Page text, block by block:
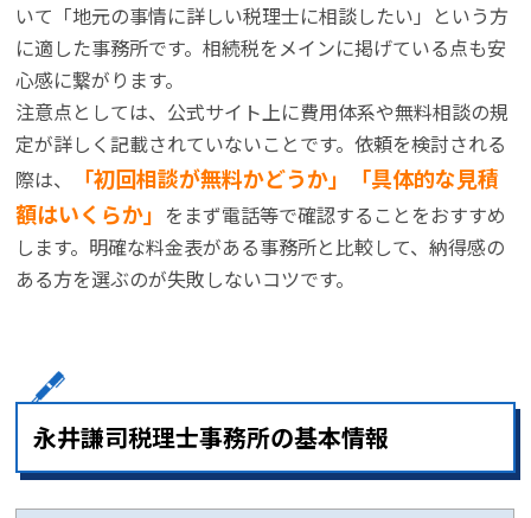
いて「地元の事情に詳しい税理士に相談したい」という方
に適した事務所です。相続税をメインに掲げている点も安
心感に繋がります。
注意点としては、公式サイト上に費用体系や無料相談の規
定が詳しく記載されていないことです。依頼を検討される
際は、
「初回相談が無料かどうか」「具体的な見積
額はいくらか」 をまず電話等で確認することをおすすめ
します。明確な料金表がある事務所と比較して、納得感の
ある方を選ぶのが失敗しないコツです。
永井謙司税理士事務所の基本情報